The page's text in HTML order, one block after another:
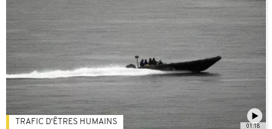
01:18
TRAFIC D'ÊTRES HUMAINS